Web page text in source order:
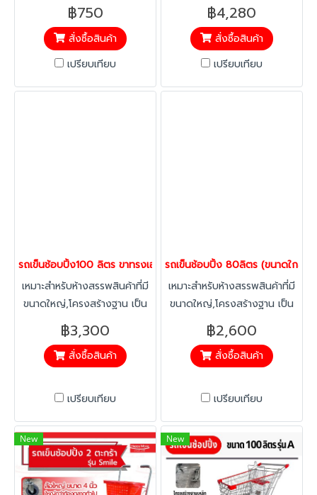
ง่าย เหมาะสำหรับร้านสะดวกซื้อ
มินิมาร์ท หรือห้างสรรพสินค้า
เพิ่มความสะดวกให้ลูกค้าขณะ
เลือกซื้อสินค้า
฿750
สั่งซื้อสินค้า
เปรียบเทียบ
ซ้อนคันได้โดยไม่เกิดปัญหา ล้อ
หลังเสียหายจากการเปลี่ยนเข็น
เปลี่ยนทิศทางของพนักงาน จาก
การจัดเก็บของพนักงาน มีอะไหร่
ไม่สึกหรอเร็ว) หากต้องการล้อ
หมุนได้ 2 ตัวและหมุนไม่ได้ 2
ตัว(เหมาะสำหรับการใช้งานทาง
ตรง ต้องการเนื้อที่ในการตีวง
เลี้ยว) กรุณาแจ้งล่วงหน้า
สามารถติดตั้งโซ่กันไฟฟ้าสถิตย์
หรือล้อทางเลื่อนได้ กรุณา
฿4,280
สั่งซื้อสินค้า
เปรียบเทียบ
รถเข็นช้อบปิ้ง100 ลิตร ขาทรงเอ A รถเข็นตะกร้า รถเข็นห้าง ยี่ห้อ
เหมาะสำหรับห้างสรรพสินค้าที่มี
ขนาดใหญ่,โครงสร้างฐาน เป็น
เหล็กoval มีความแข็งแรง ไม่
เหมือนโครงสร้างทั่วไปที่เป็นฐาน
ลวดหรือขาทรงเอ (หรือทรงวี
เกิดจากการชนหรือกระแทก
พร้อมถาดล่าง เพิ่มความจุสินค้า
ให้ลูกค้าทำให้ร้านค้าเพิ่มยอดขาย
ได้อีก ดีไซน์รถสามารถซ้อนคัน
ได้โดยไม่เกิดปัญหา ล้อหลังเสีย
฿3,300
สั่งซื้อสินค้า
เปรียบเทียบ
รถเข็นช้อบปิ้ง 80ลิตร (ขนาดใกล้เ
เหมาะสำหรับห้างสรรพสินค้าที่มี
ขนาดใหญ่,โครงสร้างฐาน เป็น
เหล็กoval มีความแข็งแรง ไม่
เหมือนโครงสร้างทั่วไปที่เป็นฐาน
ลวดหรือขาทรงเอ (หรือทรงวี
เกิดจากการชนหรือกระแทก
พร้อมถาดล่าง เพิ่มความจุสินค้า
ให้ลูกค้าทำให้ร้านค้าเพิ่มยอดขาย
ได้อีก ดีไซน์รถสามารถซ้อนคัน
ได้โดยไม่เกิดปัญหา ล้อหลังเสีย
฿2,600
สั่งซื้อสินค้า
เปรียบเทียบ
New New